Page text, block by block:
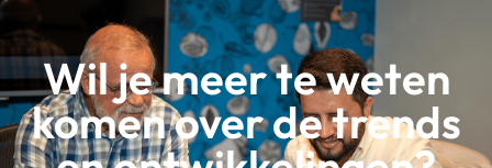
Wil je meer te weten
komen over de trends